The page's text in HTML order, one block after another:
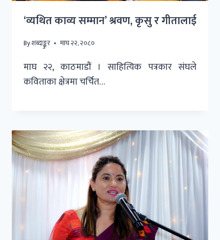
‘व्यथित काव्य सम्मान’ श्रवण, कृसु र गीतालाई
Byशब्दाङ्कुर माघ २२, २०८०
माघ २२, काठमाडौं । साहित्यिक पत्रकार संघले
कविताका क्षेत्रमा चर्चित…